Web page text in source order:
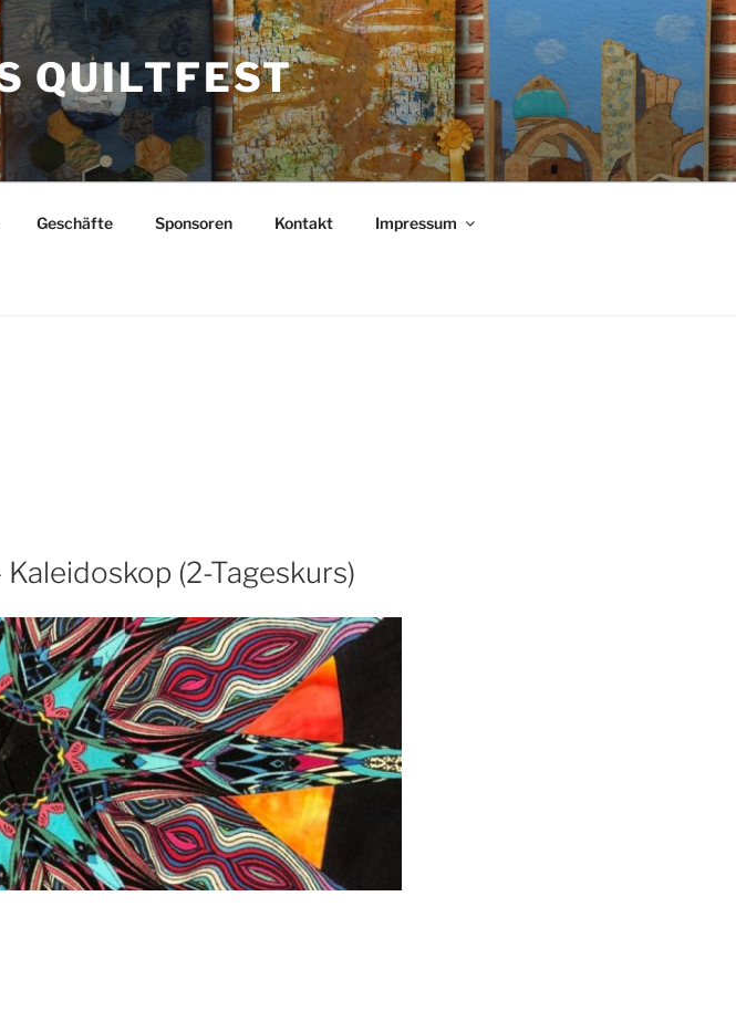
QUILTFEST
Geschäfte Sponsoren Kontakt Impressum
(2-Tageskurs)